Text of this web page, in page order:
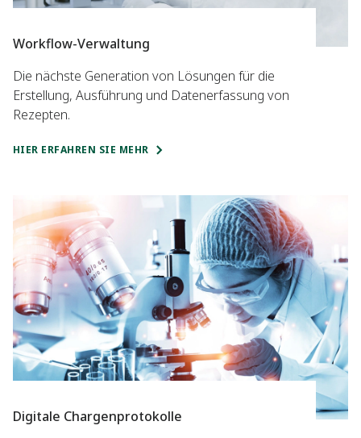
Workflow-Verwaltung
Die nächste Generation von Lösungen für die
Erstellung, Ausführung und Datenerfassung von
Rezepten.
HIER ERFAHREN SIE MEHR
Digitale Chargenprotokolle